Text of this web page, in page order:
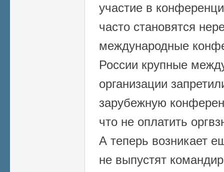
участие в
часто становятся
международные
России крупные
организации
зарубежную
что не оплатить
А теперь возникает
не выпустят